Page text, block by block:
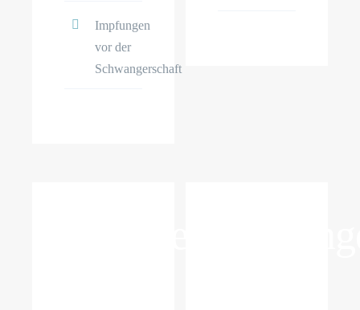
Impfungen
vor der
Schwangerschaft